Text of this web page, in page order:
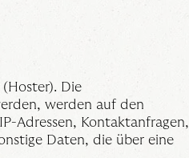
Die
werden auf den
Adressen, Kontaktanfragen,
Daten, die über eine